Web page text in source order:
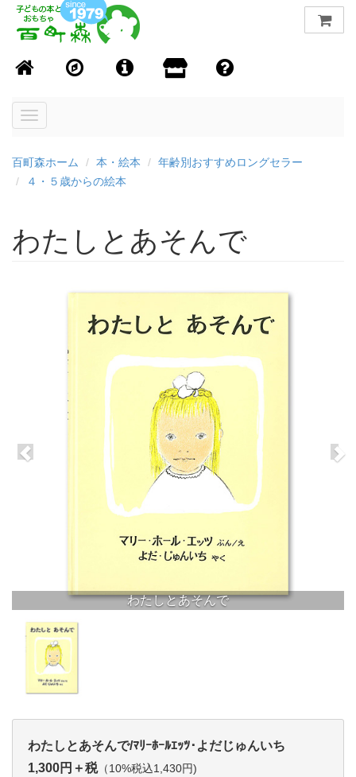
Toggle
百町森ホーム 本・絵本
年齢別おすすめロングセラー
４・５歳からの絵本
わたしとあそんで
わたしとあそんで
わたしとあそんで/ﾏﾘｰﾎｰﾙｴｯﾂ･よだじゅんいち
1,300円＋税（10%税込1,430円)